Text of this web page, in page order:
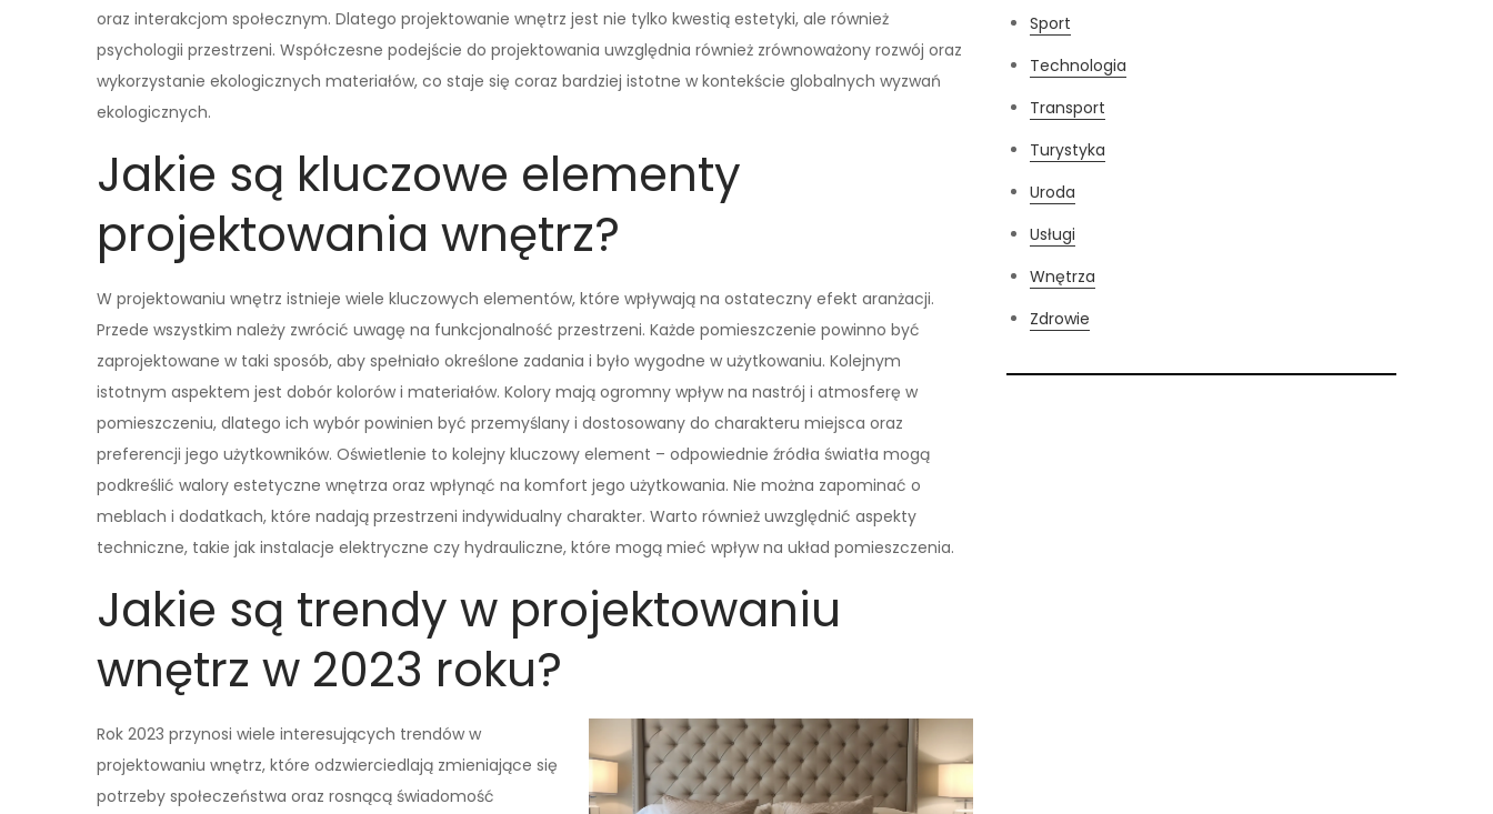
oraz interakcjom społecznym. Dlatego projektowanie wnętrz jest nie tylko kwestią estetyki, ale również
psychologii przestrzeni. Współczesne podejście do projektowania uwzględnia również zrównoważony rozwój oraz
wykorzystanie ekologicznych materiałów, co staje się coraz bardziej istotne w kontekście globalnych wyzwań
ekologicznych.
Jakie są kluczowe elementy
projektowania wnętrz?
W projektowaniu wnętrz istnieje wiele kluczowych elementów, które wpływają na ostateczny efekt aranżacji.
Przede wszystkim należy zwrócić uwagę na funkcjonalność przestrzeni. Każde pomieszczenie powinno być
zaprojektowane w taki sposób, aby spełniało określone zadania i było wygodne w użytkowaniu. Kolejnym
istotnym aspektem jest dobór kolorów i materiałów. Kolory mają ogromny wpływ na nastrój i atmosferę w
pomieszczeniu, dlatego ich wybór powinien być przemyślany i dostosowany do charakteru miejsca oraz
preferencji jego użytkowników. Oświetlenie to kolejny kluczowy element – odpowiednie źródła światła mogą
podkreślić walory estetyczne wnętrza oraz wpłynąć na komfort jego użytkowania. Nie można zapominać o
meblach i dodatkach, które nadają przestrzeni indywidualny charakter. Warto również uwzględnić aspekty
techniczne, takie jak instalacje elektryczne czy hydrauliczne, które mogą mieć wpływ na układ pomieszczenia.
Jakie są trendy w projektowaniu
wnętrz w 2023 roku?
Rok 2023 przynosi wiele interesujących trendów w
projektowaniu wnętrz, które odzwierciedlają zmieniające się
potrzeby społeczeństwa oraz rosnącą świadomość
Sport
Technologia
Transport
Turystyka
Uroda
Usługi
Wnętrza
Zdrowie